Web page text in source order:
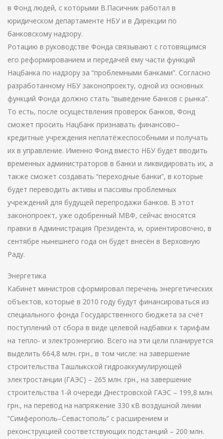
в Фонд людей, с которыми В.Пасичник работал в
юридическом департаменте НБУ и в Дирекции по
банковскому надзору.
Ротацию в руководстве Фонда связывают с готовящимся
его реформированием и передачей ему части функций
Нацбанка по надзору за “проблемными банками”. Согласно
разработанному НБУ законопроекту, одной из основных
функций Фонда должно стать “выведение банков с рынка”.
То есть, после осуществления проверок банков, Фонд
сможет просить Нацбанк признавать финансово–
кредитные учреждения неплатёжеспособными и получать
их в управление. Именно Фонд вместо НБУ будет вводить
временных администраторов в банки и ликвидировать их, а
также сможет создавать “переходные банки”, в которые
будет переводить активы и пассивы проблемных
учреждений для будущей перепродажи банков. В этот
законопроект, уже одобренный МВФ, сейчас вносятся
правки в Администрация Президента, и, ориентировочно, в
сентябре нынешнего года он будет внесён в Верховную
Раду.
Энергетика
Кабинет министров сформировал перечень энергетических
объектов, которые в 2010 году будут финансироваться из
специального фонда Государственного бюджета за счёт
поступлений от сбора в виде целевой надбавки к тарифам
на тепло- и электроэнергию. Всего на эти цели планируется
выделить 664,8 млн. грн., в том числе: на завершение
строительства Ташлыкской гидроаккумулирующей
электростанции (ГАЭС) – 265 млн. грн., на завершение
строительства 1-й очереди Днестровской ГАЭС – 199,8 млн.
грн., на перевод на напряжение 330 кВ воздушной линии
“Симферополь–Севастополь” с расширением и
реконструкцией соответствующих подстанций – 200 млн.